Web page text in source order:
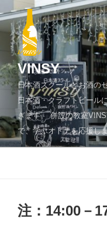
ン
ツ
へ
ッ
プ
VINSY
日本酒スクールとお酒の
日本酒・クラフトビール
ぎます。 併設の教室
で、学ぶオトナを応援し
注：14:00－